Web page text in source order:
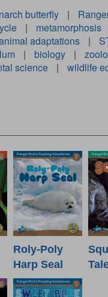
butterfly |
| metamorphosis
adaptations |
| biology |
science | wildlife
Roly-Poly
Harp Seal